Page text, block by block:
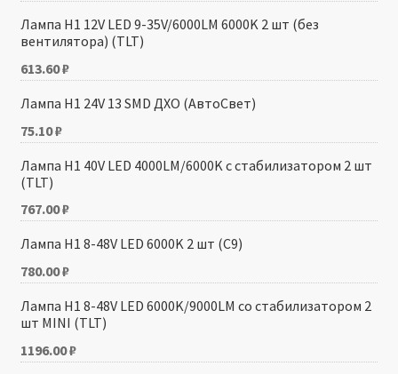
Лампа H1 12V LED 9-35V/6000LM 6000K 2 шт (без
вентилятора) (TLT)
613.60₽
Лампа H1 24V 13 SMD ДХО (АвтоСвет)
75.10₽
Лампа H1 40V LED 4000LM/6000K с стабилизатором 2 шт
(TLT)
767.00₽
Лампа H1 8-48V LED 6000K 2 шт (C9)
780.00₽
Лампа H1 8-48V LED 6000K/9000LM со стабилизатором 2
шт MINI (TLT)
1196.00₽